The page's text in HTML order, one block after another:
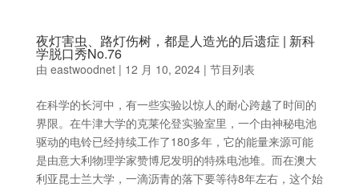
夜灯害虫、路灯伤树，都是人造光的后遗症 | 新科
学脱口秀No.76
由 eastwoodnet| 12 月 10, 2024| 节目列表
在科学的长河中，有一些实验以惊人的耐心跨越了时间的
界限。在牛津大学的克莱伦登实验室里，一个由神秘电池
驱动的电铃已经持续工作了180多年，它的能量来源可能
是由意大利物理学家赞博尼发明的特殊电池堆。而在澳大
利亚昆士兰大学，一滴沥青的落下要等待8年左右，这个始